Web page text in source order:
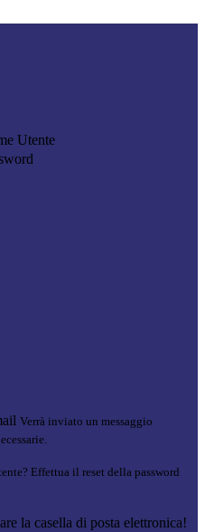
Utente
Verrà inviato un messaggio
Effettua il reset della password
la casella di posta elettronica!